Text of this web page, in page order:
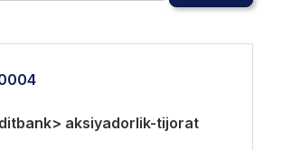
aksiyadorlik-tijorat